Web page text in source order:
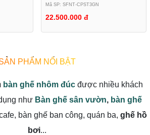
composite ngoài trời
SFNT-CPST3GN
Mã SP: SFNT-CPST3GN
22.500.000 đ
PHẨM NỔI BẬT
bàn ghế nhôm đúc được nhiều khách
như Bàn ghế sân vườn, bàn ghế
bàn ghế ban công, quán ba, ghế hồ
bơi...